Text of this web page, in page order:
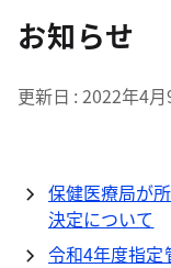
お知らせ
更新日 2022年4月
保健医療局が
決定について
令和4年度指定